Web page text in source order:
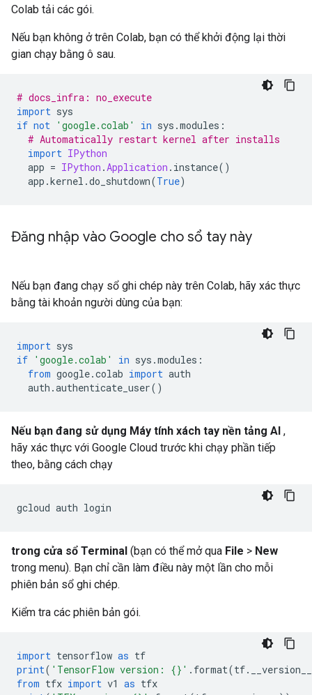
Colab tải các gói.
Nếu bạn không ở trên Colab, bạn có thể khởi động lại thời
gian chạy bằng ô sau.
# docs_infra: no_execute
import sys
if not 'google.colab' in sys .modules :
# Automatically restart kernel after installs
import IPython
app = IPython .Application . instance()
app .kernel .do_shutdown(True)
Đăng nhập vào Google cho sổ tay này
Nếu bạn đang chạy sổ ghi chép này trên Colab, hãy xác thực
bằng tài khoản người dùng của bạn:
import sys
if 'google.colab' in sys .modules :
from google.colab import auth
auth .authenticate_user()
Nếu bạn đang sử dụng Máy tính xách tay nền tảng AI ,
hãy xác thực với Google Cloud trước khi chạy phần tiếp
theo, bằng cách chạy
gcloud auth login
trong cửa sổ Terminal (bạn có thể mở qua File > New
trong menu). Bạn chỉ cần làm điều này một lần cho mỗi
phiên bản sổ ghi chép.
Kiểm tra các phiên bản gói.
import tensorflow as tf
print( 'TensorFlow version: {}' . format(tf.
__version__
from tfx import v1 as tfx